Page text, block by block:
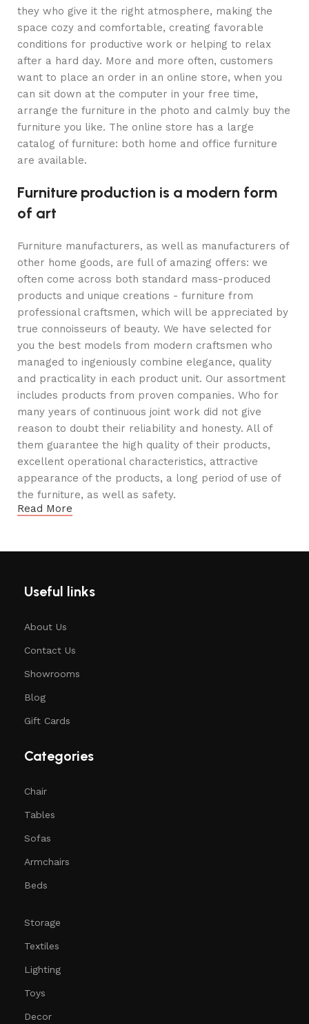
they who give it the right atmosphere, making the
space cozy and comfortable, creating favorable
conditions for productive work or helping to relax
after a hard day. More and more often, customers
want to place an order in an online store, when you
can sit down at the computer in your free time,
arrange the furniture in the photo and calmly buy the
furniture you like. The online store has a large
catalog of furniture: both home and office furniture
are available.
Furniture production is a modern form
of art
Furniture manufacturers, as well as manufacturers of
other home goods, are full of amazing offers: we
often come across both standard mass-produced
products and unique creations - furniture from
professional craftsmen, which will be appreciated by
true connoisseurs of beauty. We have selected for
you the best models from modern craftsmen who
managed to ingeniously combine elegance, quality
and practicality in each product unit. Our assortment
includes products from proven companies. Who for
many years of continuous joint work did not give
reason to doubt their reliability and honesty. All of
them guarantee the high quality of their products,
excellent operational characteristics, attractive
appearance of the products, a long period of use of
the furniture, as well as safety.
Read More
Useful links
About Us
Contact Us
Showrooms
Blog
Gift Cards
Categories
Chair
Tables
Sofas
Armchairs
Beds
Storage
Textiles
Lighting
Toys
Decor